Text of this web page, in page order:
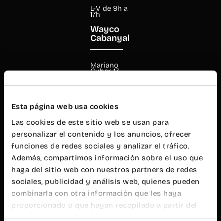
Esta página web usa cookies
Las cookies de este sitio web se usan para
personalizar el contenido y los anuncios, ofrecer
funciones de redes sociales y analizar el tráfico.
Además, compartimos información sobre el uso que
haga del sitio web con nuestros partners de redes
sociales, publicidad y análisis web, quienes pueden
combinarla con otra información que les haya
proporcionado o que hayan recopilado a partir del
uso que haya hecho de sus servicios.
L-V de 9h a
17h
Wayco
Cabanyal
Mariano
Cuber, 17
46011
+34 960 99
00 38
cabanyal@wayco.es
Horario:
L-V de 8h a
20h
Atención al
público
19h